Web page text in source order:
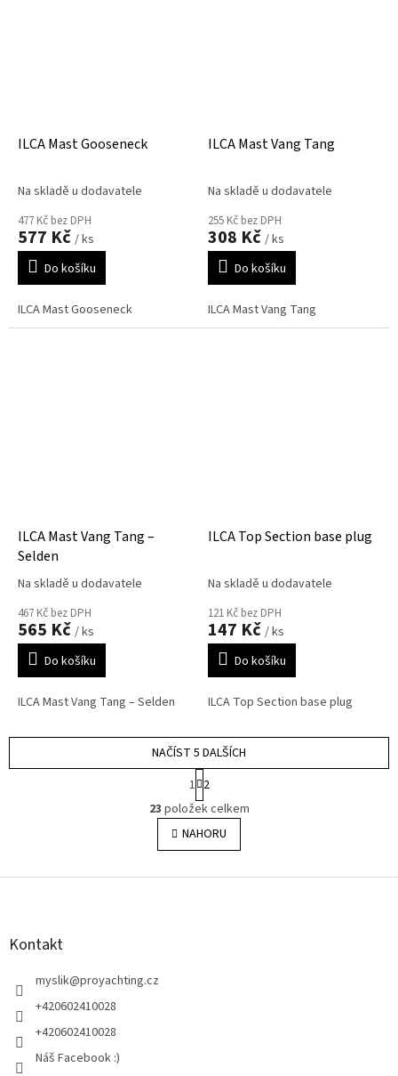
ILCA Mast Gooseneck
Na skladě u dodavatele
477 Kč bez DPH
577 Kč / ks
Do košíku
ILCA Mast Gooseneck
ILCA Mast Vang Tang
Na skladě u dodavatele
255 Kč bez DPH
308 Kč / ks
Do košíku
ILCA Mast Vang Tang
ILCA Mast Vang Tang –
Selden
Na skladě u dodavatele
467 Kč bez DPH
565 Kč / ks
Do košíku
ILCA Mast Vang Tang – Selden
ILCA Top Section base plug
Na skladě u dodavatele
121 Kč bez DPH
147 Kč / ks
Do košíku
ILCA Top Section base plug
O
v
l
á
NAČÍST 5 DALŠÍCH
S
t
r
á
n
k
v
1 2
23 položek celkem
NAHORU
Z
Kontakt
myslik@proyachting.cz
+420602410028
+420602410028
Náš Facebook :)